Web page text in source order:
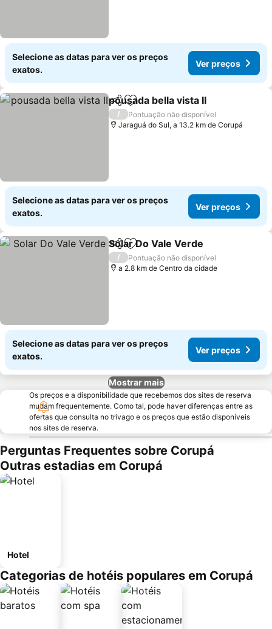
Selecione as datas para ver os preços
exatos.
Ver preços
PartilharAdicionar aos favoritos
pousada bella vista II
/
Pontuação não disponível
Jaraguá do Sul, a 13.2 km de Corupá
Selecione as datas para ver os preços
exatos.
Ver preços
PartilharAdicionar aos favoritos
Solar Do Vale Verde
/
Pontuação não disponível
a 2.8 km de Centro da cidade
Selecione as datas para ver os preços
exatos.
Ver preços
Mostrar mais
Os preços e a disponibilidade que recebemos dos sites de reserva
mudam frequentemente. Como tal, pode haver diferenças entre as
ofertas que consulta no trivago e os preços que estão disponíveis
nos sites de reserva.
Perguntas Frequentes sobre Corupá
Outras estadias em Corupá
Hotel
Categorias de hotéis populares em Corupá